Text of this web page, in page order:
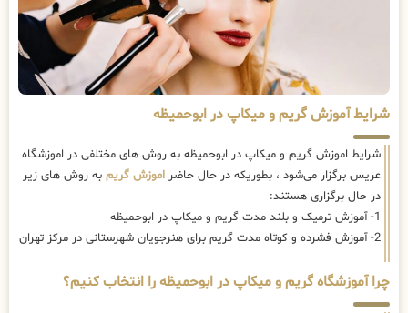
شرایط آموزش گریم و میکاپ در ابوحمیظه
شرایط اموزش گریم و میکاپ در ابوحمیظه به روش های مختلفی در اموزشگاه
عریس برگزار می‌شود ، بطوریکه در حال حاضر اموزش گریم به روش های زیر
در حال برگزاری هستند:
1- آموزش ترمیک و بلند مدت گریم و میکاپ در ابوحمیظه
2- آموزش فشرده و کوتاه مدت گریم برای هنرجویان شهرستانی در مرکز تهران
چرا آموزشگاه گریم و میکاپ در ابوحمیظه را انتخاب کنیم؟